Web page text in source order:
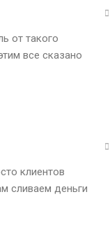
от такого
все сказано
клиентов
сливаем деньги